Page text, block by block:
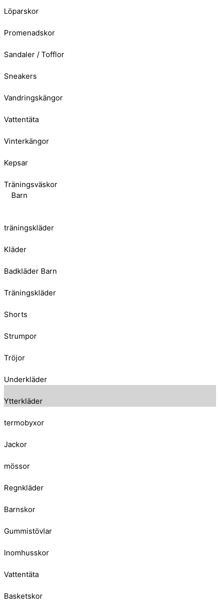
Löparskor
Promenadskor
Sandaler / Tofflor
Sneakers
Vandringskängor
Vattentäta
Vinterkängor
Kepsar
Träningsväskor
Barn
träningskläder
Kläder
Badkläder Barn
Träningskläder
Shorts
Strumpor
Tröjor
Underkläder
Ytterkläder
termobyxor
Jackor
mössor
Regnkläder
Barnskor
Gummistövlar
Inomhusskor
Vattentäta
Basketskor